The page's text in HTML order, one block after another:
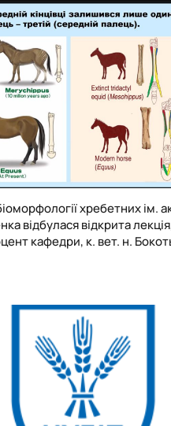
хребетних ім.
відбулася відкрита
кафедри, к. вет. н.